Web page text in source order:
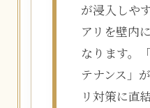
が浸入しや
アリを壁内
なります。
テナンス」
リ対策に直